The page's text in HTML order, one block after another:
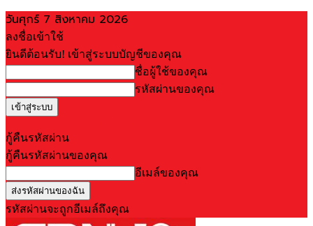
วันศุกร์ 7 สิงหาคม 2026
ลงชื่อเข้าใช้
ยินดีต้อนรับ! เข้าสู่ระบบบัญชีของคุณ
ชื่อผู้ใช้ของคุณ
รหัสผ่านของคุณ
กู้คืนรหัสผ่าน
กู้คืนรหัสผ่านของคุณ
อีเมล์ของคุณ
รหัสผ่านจะถูกอีเมล์ถึงคุณ